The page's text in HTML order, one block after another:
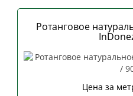
Ротанговое
Цена за